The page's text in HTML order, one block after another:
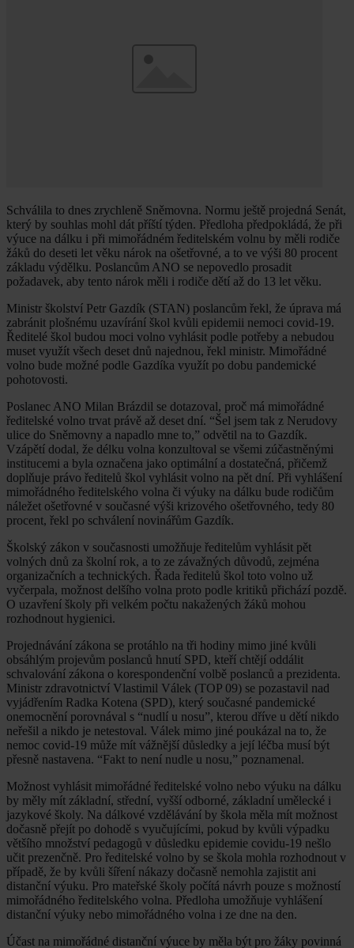
Schválila to dnes zrychleně Sněmovna. Normu ještě projedná Senát,
který by souhlas mohl dát příští týden. Předloha předpokládá, že při
výuce na dálku i při mimořádném ředitelském volnu by měli rodiče
žáků do deseti let věku nárok na ošetřovné, a to ve výši 80 procent
základu výdělku. Poslancům ANO se nepovedlo prosadit
požadavek, aby tento nárok měli i rodiče dětí až do 13 let věku.
Ministr školství Petr Gazdík (STAN) poslancům řekl, že úprava má
zabránit plošnému uzavírání škol kvůli epidemii nemoci covid-19.
Ředitelé škol budou moci volno vyhlásit podle potřeby a nebudou
muset využít všech deset dnů najednou, řekl ministr. Mimořádné
volno bude možné podle Gazdíka využít po dobu pandemické
pohotovosti.
Poslanec ANO Milan Brázdil se dotazoval, proč má mimořádné
ředitelské volno trvat právě až deset dní. “Šel jsem tak z Nerudovy
ulice do Sněmovny a napadlo mne to,” odvětil na to Gazdík.
Vzápětí dodal, že délku volna konzultoval se všemi zúčastněnými
institucemi a byla označena jako optimální a dostatečná, přičemž
doplňuje právo ředitelů škol vyhlásit volno na pět dní. Při vyhlášení
mimořádného ředitelského volna či výuky na dálku bude rodičům
náležet ošetřovné v současné výši krizového ošetřovného, tedy 80
procent, řekl po schválení novinářům Gazdík.
Školský zákon v současnosti umožňuje ředitelům vyhlásit pět
volných dnů za školní rok, a to ze závažných důvodů, zejména
organizačních a technických. Řada ředitelů škol toto volno už
vyčerpala, možnost delšího volna proto podle kritiků přichází pozdě.
O uzavření školy při velkém počtu nakažených žáků mohou
rozhodnout hygienici.
Projednávání zákona se protáhlo na tři hodiny mimo jiné kvůli
obsáhlým projevům poslanců hnutí SPD, kteří chtějí oddálit
schvalování zákona o korespondenční volbě poslanců a prezidenta.
Ministr zdravotnictví Vlastimil Válek (TOP 09) se pozastavil nad
vyjádřením Radka Kotena (SPD), který současné pandemické
onemocnění porovnával s “nudlí u nosu”, kterou dříve u dětí nikdo
neřešil a nikdo je netestoval. Válek mimo jiné poukázal na to, že
nemoc covid-19 může mít vážnější důsledky a její léčba musí být
přesně nastavena. “Fakt to není nudle u nosu,” poznamenal.
Možnost vyhlásit mimořádné ředitelské volno nebo výuku na dálku
by měly mít základní, střední, vyšší odborné, základní umělecké i
jazykové školy. Na dálkové vzdělávání by škola měla mít možnost
dočasně přejít po dohodě s vyučujícími, pokud by kvůli výpadku
většího množství pedagogů v důsledku epidemie covidu-19 nešlo
učit prezenčně. Pro ředitelské volno by se škola mohla rozhodnout v
případě, že by kvůli šíření nákazy dočasně nemohla zajistit ani
distanční výuku. Pro mateřské školy počítá návrh pouze s možností
mimořádného ředitelského volna. Předloha umožňuje vyhlášení
distanční výuky nebo mimořádného volna i ze dne na den.
Účast na mimořádné distanční výuce by měla být pro žáky povinná